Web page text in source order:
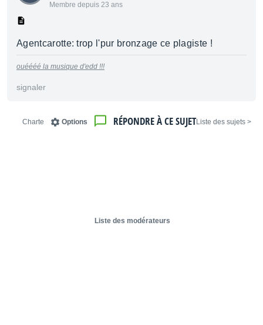
Membre depuis 23 ans
Agentcarotte: trop l'pur bronzage ce plagiste !
ouéééé la musique d'edd !!!
signaler
< Liste des sujets
RÉPONDRE À CE SUJET
Options
Charte
Liste des modérateurs